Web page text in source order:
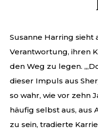
Susanne Harring sieht
Verantwortung, ihren
den Weg zu legen.
dieser Impuls aus
so wahr, wie vor zehn
häufig selbst aus, aus
zu sein, tradierte